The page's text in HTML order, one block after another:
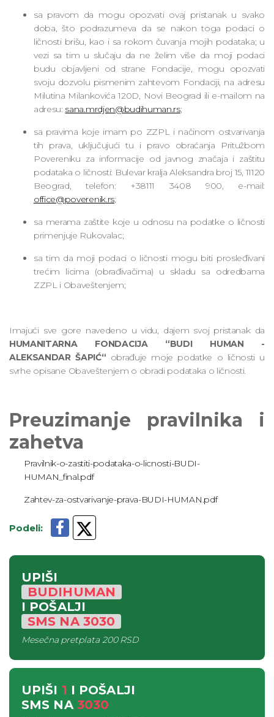
sa pravom da mogu opozvati ovaj pristanak u svako
doba, što podrazumeva da se nakon toga podaci o
ličnosti brišu, kao i sa rokom čuvanja mojih podataka; u
vezi sa tim u slučaju da ne želim više da moji podaci
budu objavljeni od strane Fondacije, mogu opozvati
svoju dozvolu pismenim zahtevom Fondaciji, na adresu
Milutina Milankovića 120D, Novi Beograd ili e-mailom na
adresu: sana.mrdjen@budihuman.rs;
sa pravima koje imam po ZZPL i načinom ostvarivanja
tih prava, uključujući tu i pravo obraćanja Pritužbom
Povereniku za informacije od javnog značaja i zaštitu
podataka o ličnosti: Bulevar kralja Aleksandra broj 15, 11120
Beograd, telefon: +38111 3408 900, e-mail:
office@poverenik.rs;
sa merama zaštite koje u odnosu na podatke o ličnosti
primenjuje Rukovalac;
sa tim da moji podaci o ličnosti mogu biti prosleđivani
trećim licima (obrađivačima) u skladu sa odredbama
ZZPL i Obaveštenjem;
Imajući sve gore navedeno u vidu, dajem svoj pristanak da
HUMANITARNA FONDACIJA “BUDI HUMAN -
ALEKSANDAR ŠAPIĆ“ obrađuje moje podatke o ličnosti u
svrhe opisane Obaveštenjem o obradi podataka o ličnosti.
Preuzimanje pravilnika i
zahetva
Pravilnik-o-zastiti-podataka-o-licnosti-BUDI-
HUMAN_final.pdf
Zahtev-za-ostvarivanje-prava-BUDI-HUMAN.pdf
Podeli:
UPIŠI
BUDIHUMAN
I POŠALJI
SMS NA3030
Mesečna pretplata200 RSD
UPIŠI 1 I POŠALJI
SMS NA 3030